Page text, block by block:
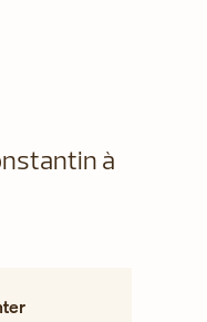
à